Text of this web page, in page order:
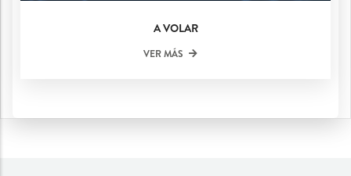
A VOLAR
VER MÁS